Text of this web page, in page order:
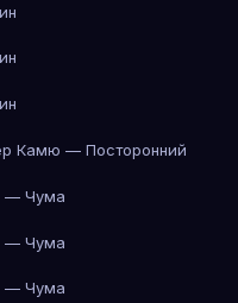
Камю — Посторонний
— Чума
— Чума
— Чума